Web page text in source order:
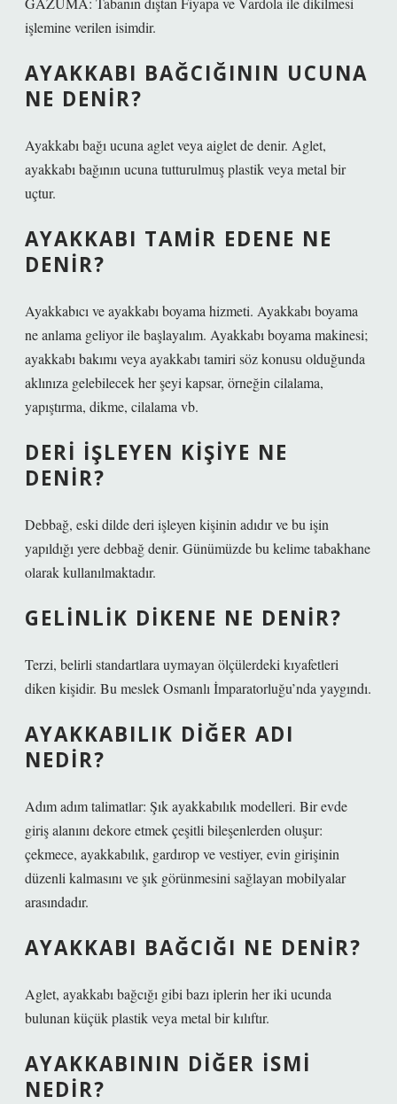
işlemine verilen isimdir.
AYAKKABI BAĞCIĞININ UCUNA
NE DENIR?
Ayakkabı bağı ucuna aglet veya aiglet de denir. Aglet,
ayakkabı bağının ucuna tutturulmuş plastik veya metal bir
uçtur.
AYAKKABI TAMIR EDENE NE
DENIR?
Ayakkabıcı ve ayakkabı boyama hizmeti. Ayakkabı boyama
ne anlama geliyor ile başlayalım. Ayakkabı boyama makinesi;
ayakkabı bakımı veya ayakkabı tamiri söz konusu olduğunda
aklınıza gelebilecek her şeyi kapsar, örneğin cilalama,
yapıştırma, dikme, cilalama vb.
DERI IŞLEYEN KIŞIYE NE
DENIR?
Debbağ, eski dilde deri işleyen kişinin adıdır ve bu işin
yapıldığı yere debbağ denir. Günümüzde bu kelime tabakhane
olarak kullanılmaktadır.
GELINLIK DIKENE NE DENIR?
Terzi, belirli standartlara uymayan ölçülerdeki kıyafetleri
diken kişidir. Bu meslek Osmanlı İmparatorluğu’nda yaygındı.
AYAKKABILIK DIĞER ADI
NEDIR?
Adım adım talimatlar: Şık ayakkabılık modelleri. Bir evde
giriş alanını dekore etmek çeşitli bileşenlerden oluşur:
çekmece, ayakkabılık, gardırop ve vestiyer, evin girişinin
düzenli kalmasını ve şık görünmesini sağlayan mobilyalar
arasındadır.
AYAKKABI BAĞCIĞI NE DENIR?
Aglet, ayakkabı bağcığı gibi bazı iplerin her iki ucunda
bulunan küçük plastik veya metal bir kılıftır.
AYAKKABININ DIĞER ISMI
NEDIR?